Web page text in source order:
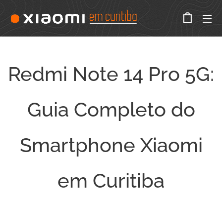
Redmi Note 14 Pro 5G:
Guia Completo do
Smartphone Xiaomi
em Curitiba